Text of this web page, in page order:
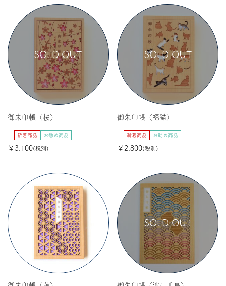
SOLD OUT
御朱印帳（桜）
新着商品 お勧め商品
￥3,100(税別)
SOLD OUT
御朱印帳（福猫）
新着商品 お勧め商品
￥2,800(税別)
SOLD OUT